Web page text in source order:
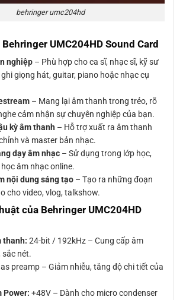
behringer umc204hd
UMC204HD Sound Card
nghiệp– Phù hợp cho ca sĩ, nhạc sĩ, kỹ sư
giọng hát, guitar, piano hoặc nhạc cụ
– Mang lại âm thanh trong trẻo, rõ
cảm nhận sự chuyên nghiệp của bạn.
kỳ âm thanh – Hỗ trợ xuất ra âm thanh
và master bản nhạc.
dạy âm nhạc– Sử dụng trong lớp học,
âm nhạc online.
nội dung sáng tạo– Tạo ra những đoạn
cho video, vlog, talkshow.
của Behringer UMC204HD
thanh: 24-bit / 192kHz – Cung cấp âm
nét.
preamp – Giảm nhiễu, tăng độ chi tiết của
Power: +48V – Dành cho micro condenser